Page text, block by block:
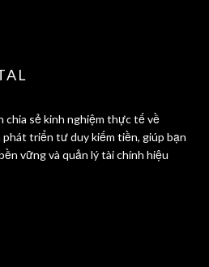
chia sẻ kinh nghiệm thực tế về
triển tư duy kiếm tiền, giúp bạn
vững và quản lý tài chính hiệu